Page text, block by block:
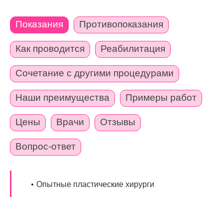
Показания Противопоказания
Как проводится Реабилитация
Сочетание с другими процедурами
Наши преимущества Примеры работ
Цены Врачи Отзывы
Вопрос-ответ
Опытные пластические хирурги